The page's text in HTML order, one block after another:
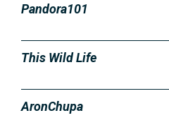
Pandora101
This Wild Life
AronChupa